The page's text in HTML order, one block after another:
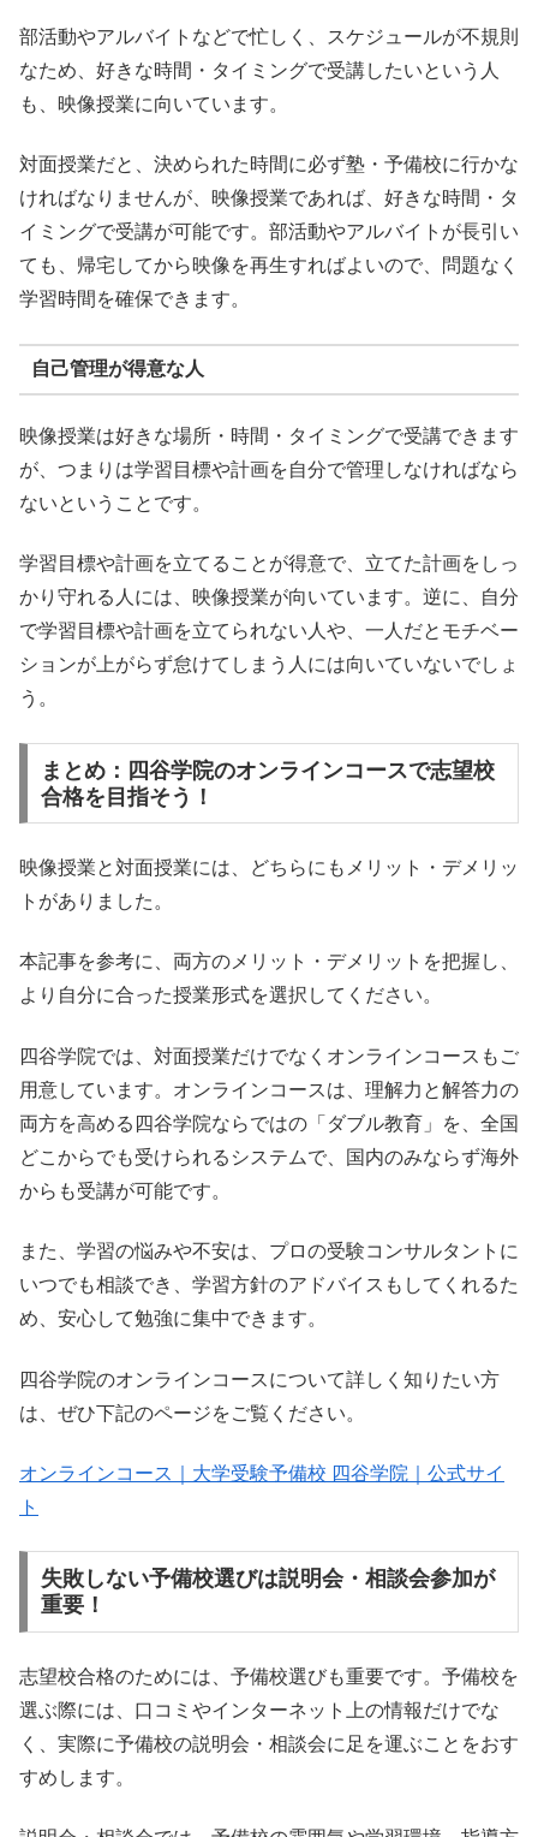
部活動やアルバイトなどで忙しく、スケジュールが不規則
なため、好きな時間・タイミングで受講したいという人
も、映像授業に向いています。
対面授業だと、決められた時間に必ず塾・予備校に行かな
ければなりませんが、映像授業であれば、好きな時間・タ
イミングで受講が可能です。部活動やアルバイトが長引い
ても、帰宅してから映像を再生すればよいので、問題なく
学習時間を確保できます。
自己管理が得意な人
映像授業は好きな場所・時間・タイミングで受講できます
が、つまりは学習目標や計画を自分で管理しなければなら
ないということです。
学習目標や計画を立てることが得意で、立てた計画をしっ
かり守れる人には、映像授業が向いています。逆に、自分
で学習目標や計画を立てられない人や、一人だとモチベー
ションが上がらず怠けてしまう人には向いていないでしょ
う。
まとめ：四谷学院のオンラインコースで志望校
合格を目指そう！
映像授業と対面授業には、どちらにもメリット・デメリッ
トがありました。
本記事を参考に、両方のメリット・デメリットを把握し、
より自分に合った授業形式を選択してください。
四谷学院では、対面授業だけでなくオンラインコースもご
用意しています。オンラインコースは、理解力と解答力の
両方を高める四谷学院ならではの「ダブル教育」を、全国
どこからでも受けられるシステムで、国内のみならず海外
からも受講が可能です。
また、学習の悩みや不安は、プロの受験コンサルタントに
いつでも相談でき、学習方針のアドバイスもしてくれるた
め、安心して勉強に集中できます。
四谷学院のオンラインコースについて詳しく知りたい方
は、ぜひ下記のページをご覧ください。
オンラインコース｜大学受験予備校 四谷学院｜公式サイ
ト
失敗しない予備校選びは説明会・相談会参加が
重要！
志望校合格のためには、予備校選びも重要です。予備校を
選ぶ際には、口コミやインターネット上の情報だけでな
く、実際に予備校の説明会・相談会に足を運ぶことをおす
すめします。